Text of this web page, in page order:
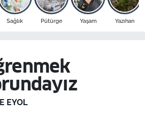
Sağlık Pütürge Yaşam Yazıhan
EYOL
Durumu ve Fikstür